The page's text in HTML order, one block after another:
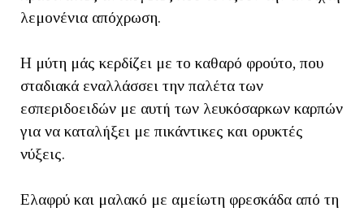
λεμονένια απόχρωση.
Η μύτη μάς κερδίζει με το καθαρό φρούτο, που
σταδιακά εναλλάσσει την παλέτα των
εσπεριδοειδών με αυτή των λευκόσαρκων καρπών
για να καταλήξει με πικάντικες και ορυκτές
νύξεις.
Ελαφρύ και μαλακό με αμείωτη φρεσκάδα από τη